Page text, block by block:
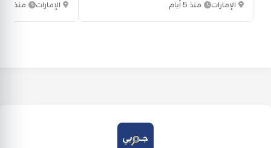
الإمارات منذ 5 أيام الإمارات منذ 5 أيام